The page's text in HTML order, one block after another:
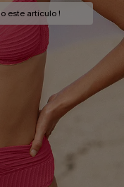
este artículo !